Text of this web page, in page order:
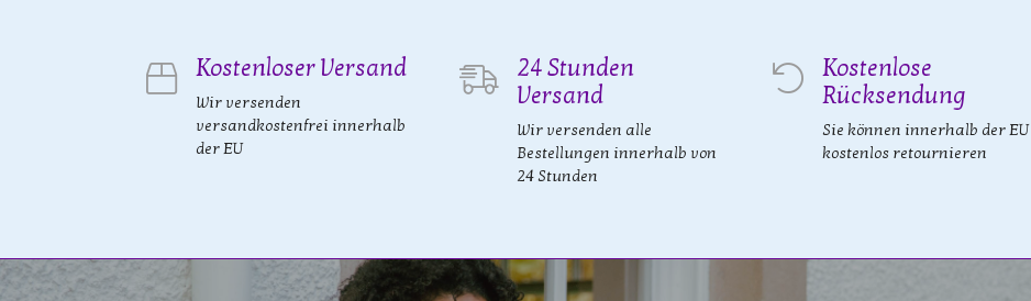
Kostenloser Versand
Wir versenden
versandkostenfrei innerhalb
der EU
24 Stunden
Versand
Wir versenden alle
Bestellungen innerhalb von
24 Stunden
Kostenlose
Rücksendung
Sie können innerhalb der EU
kostenlos retournieren